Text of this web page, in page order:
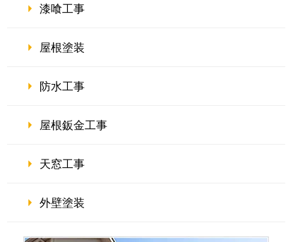
漆喰工事
屋根塗装
防水工事
屋根鈑金工事
天窓工事
外壁塗装